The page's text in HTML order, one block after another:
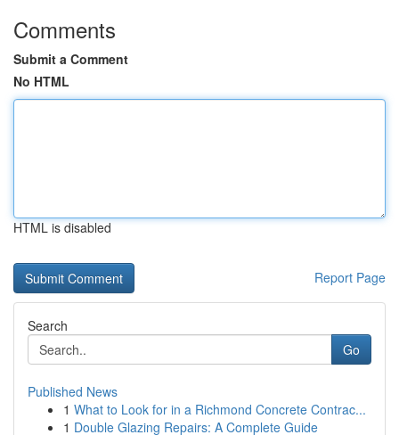
Comments
Submit a Comment
No HTML
HTML is disabled
Report Page
Search
Go
Published News
1 What to Look for in a Richmond Concrete Contrac...
1 Double Glazing Repairs: A Complete Guide